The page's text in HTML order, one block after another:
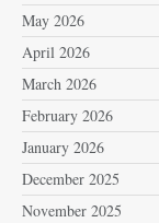
May 2026
April 2026
March 2026
February 2026
January 2026
December 2025
November 2025